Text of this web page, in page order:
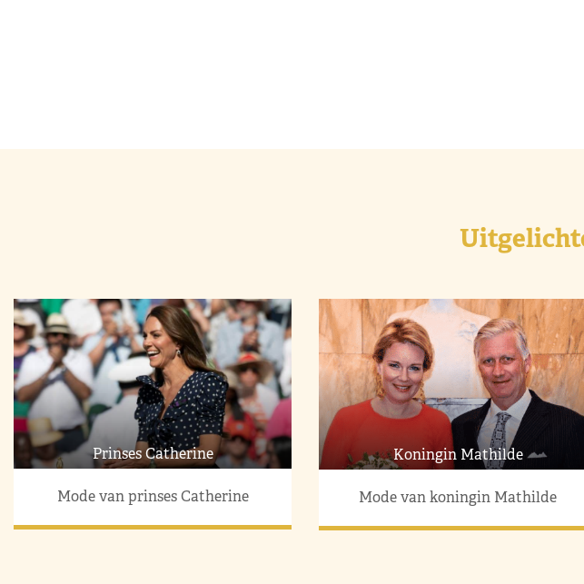
Prinses Catherine
Mode van prinses Catherine
Koningin Mathilde
Mode van koningin Mathilde